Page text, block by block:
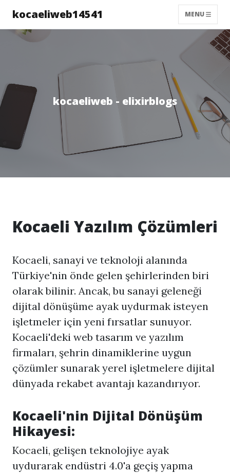
kocaeliweb14541 MENU
kocaeliweb - elixirblogs
Kocaeli Yazılım Çözümleri
Kocaeli, sanayi ve teknoloji alanında
Türkiye'nin önde gelen şehirlerinden biri
olarak bilinir. Ancak, bu sanayi geleneği
dijital dönüşüme ayak uydurmak isteyen
işletmeler için yeni fırsatlar sunuyor.
Kocaeli'deki web tasarım ve yazılım
firmaları, şehrin dinamiklerine uygun
çözümler sunarak yerel işletmelere dijital
dünyada rekabet avantajı kazandırıyor.
Kocaeli'nin Dijital Dönüşüm
Hikayesi:
Kocaeli, gelişen teknolojiye ayak
uydurarak endüstri 4.0'a geçiş yapma